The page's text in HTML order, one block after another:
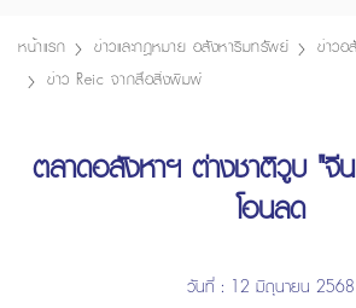
หน้าแรก ข่าวและกฎหมาย อสังหาริมทรัพย์
ข่าวอ
ข่าว Reic จากสื่อสิ่งพิมพ์
ตลาดอสังหาฯ ต่างชาติวูบ "จี
โอนลด
วันที่ : 12 มิถุนายน 2568